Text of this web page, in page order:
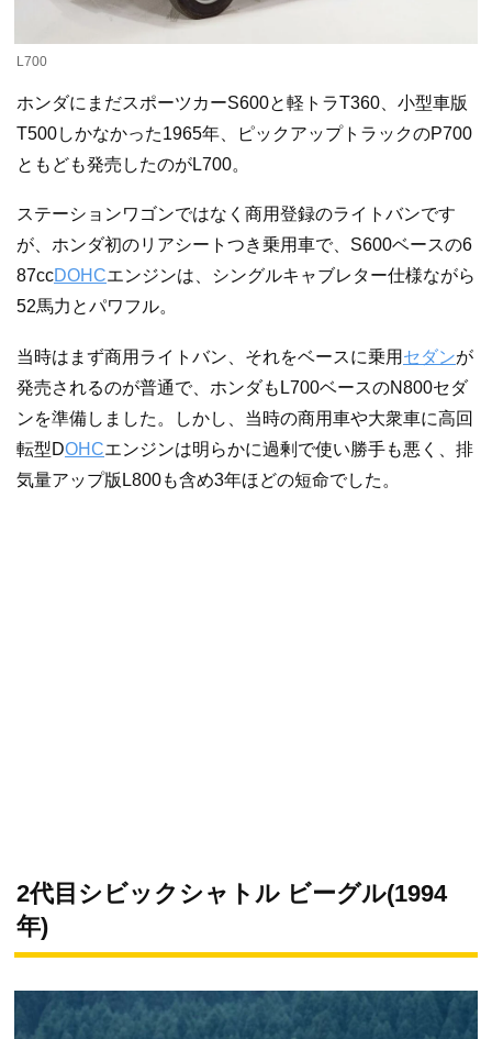
L700
ホンダにまだスポーツカーS600と軽トラT360、小型車版
T500しかなかった1965年、ピックアップトラックのP700
ともども発売したのがL700。
ステーションワゴンではなく商用登録のライトバンです
が、ホンダ初のリアシートつき乗用車で、S600ベースの6
87ccDOHCエンジンは、シングルキャブレター仕様ながら
52馬力とパワフル。
当時はまず商用ライトバン、それをベースに乗用 セダンが
発売されるのが普通で、ホンダもL700ベースのN800セダ
ンを準備しました。しかし、当時の商用車や大衆車に高回
転型DOHCエンジンは明らかに過剰で使い勝手も悪く、排
気量アップ版L800も含め3年ほどの短命でした。
2代目シビックシャトル ビーグル(1994
年)